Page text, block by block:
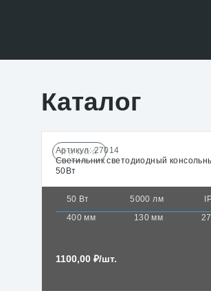
Каталог
☆☆☆☆☆
Артикул:27014
Светильник светодиодный
50Вт
50 Вт 5000 лм
400 мм
130 мм
1100,00 ₽/шт.